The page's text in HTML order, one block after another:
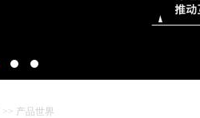
>> 产品世界